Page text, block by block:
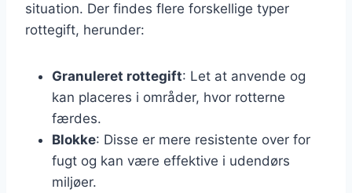
situation. Der findes flere forskellige typer
rottegift, herunder:
Granuleret rottegift: Let at anvende og
kan placeres i områder, hvor rotterne
færdes.
Blokke: Disse er mere resistente over for
fugt og kan være effektive i udendørs
miljøer.